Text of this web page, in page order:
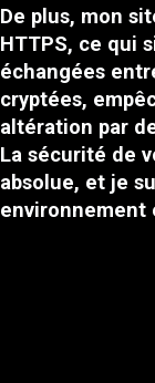
De plus, mon
HTTPS, ce qui
échangées
cryptées,
altération par
La sécurité de
absolue, et je
environnement